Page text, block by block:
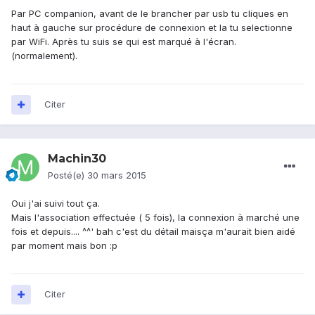
Par PC companion, avant de le brancher par usb tu cliques en
haut à gauche sur procédure de connexion et la tu selectionne
par WiFi. Après tu suis se qui est marqué à l'écran.
(normalement).
Citer
Machin30
Posté(e) 30 mars 2015
Oui j'ai suivi tout ça.
Mais l'association effectuée ( 5 fois), la connexion à marché une
fois et depuis.... ^^' bah c'est du détail maisça m'aurait bien aidé
par moment mais bon :p
Citer